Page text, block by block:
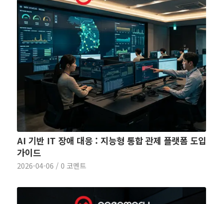
AI 기반 IT 장애 대응 : 지능형 통합 관제 플랫폼 도입
가이드
2026-04-06 / 0 코멘트